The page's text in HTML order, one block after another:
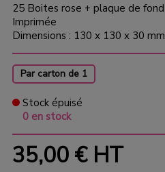
25 Boites rose + plaque de fond
Imprimée
Dimensions : 130 x 130 x 30 mm
Par carton de 1
Stock épuisé
0 en stock
35,00 € HT